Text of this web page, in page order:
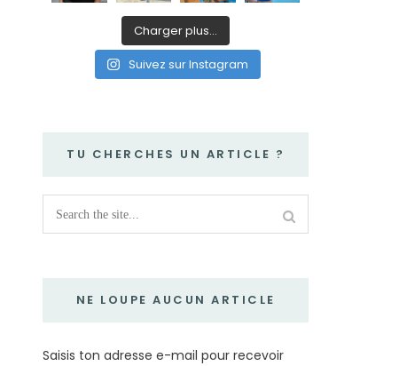
Charger plus…
Suivez sur Instagram
TU CHERCHES UN ARTICLE ?
NE LOUPE AUCUN ARTICLE
Saisis ton adresse e-mail pour recevoir